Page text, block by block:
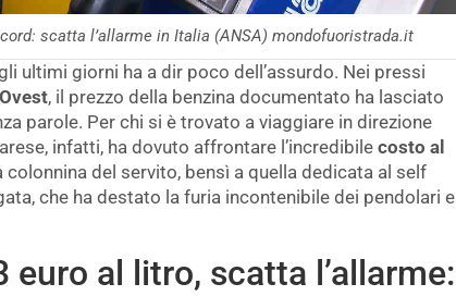
scatta l’allarme in Italia (ANSA) mondofuoristrada.it
ultimi giorni ha a dir poco dell’assurdo. Nei pressi
, il prezzo della benzina documentato ha lasciato
parole. Per chi si è trovato a viaggiare in direzione
infatti, ha dovuto affrontare l’incredibile costo al
colonnina del servito, bensì a quella dedicata al self
che ha destato la furia incontenibile dei pendolari e
euro al litro, scatta l’allarme: